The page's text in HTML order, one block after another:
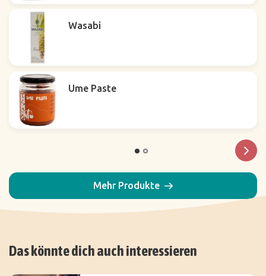
Wasabi
Ume Paste
Mehr Produkte
Das könnte dich auch interessieren